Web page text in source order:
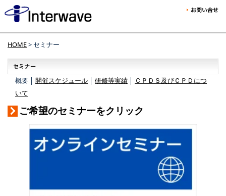
HOME> セミナー
概要 │ 開催スケジュール 研修等実績
ＣＰＤＳ及びＣＰＤにつ
いて
ご希望のセミナーをクリック